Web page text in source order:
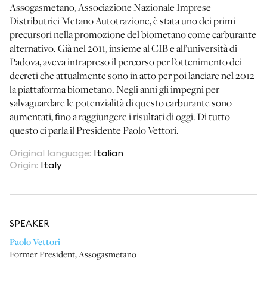
netzerotube
Assogasmetano, Associazione Nazionale Imprese
Distributrici Metano Autotrazione, è stata uno dei primi
precursori nella promozione del biometano come carburante
alternativo. Già nel 2011, insieme al CIB e all’università di
Padova, aveva intrapreso il percorso per l’ottenimento dei
decreti che attualmente sono in atto per poi lanciare nel 2012
la piattaforma biometano. Negli anni gli impegni per
salvaguardare le potenzialità di questo carburante sono
aumentati, fino a raggiungere i risultati di oggi. Di tutto
questo ci parla il Presidente Paolo Vettori.
Original language: Italian
Origin: Italy
SPEAKER
Paolo Vettori
Former President,Assogasmetano